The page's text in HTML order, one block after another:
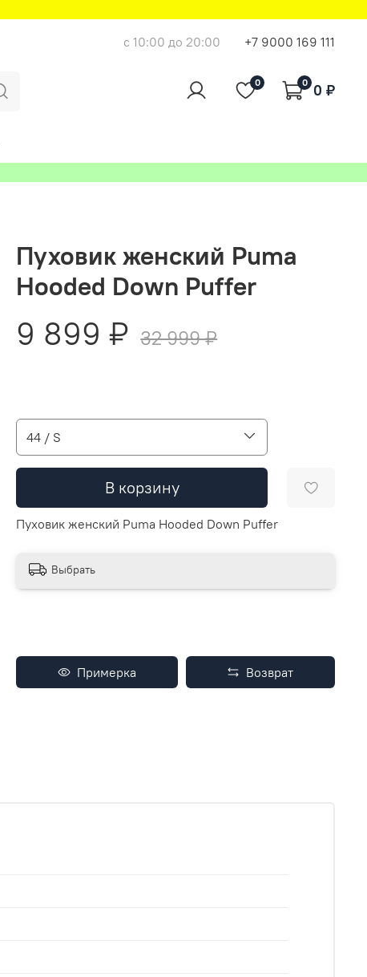
с 10:00 до 20:00 +7 9000 169 111
0 0 0 ₽
Пуховик женский Puma
Hooded Down Puffer
9 899 ₽ 32 999 ₽
44 / S
В корзину
Пуховик женский Puma Hooded Down Puffer
Выбрать
Примерка Возврат